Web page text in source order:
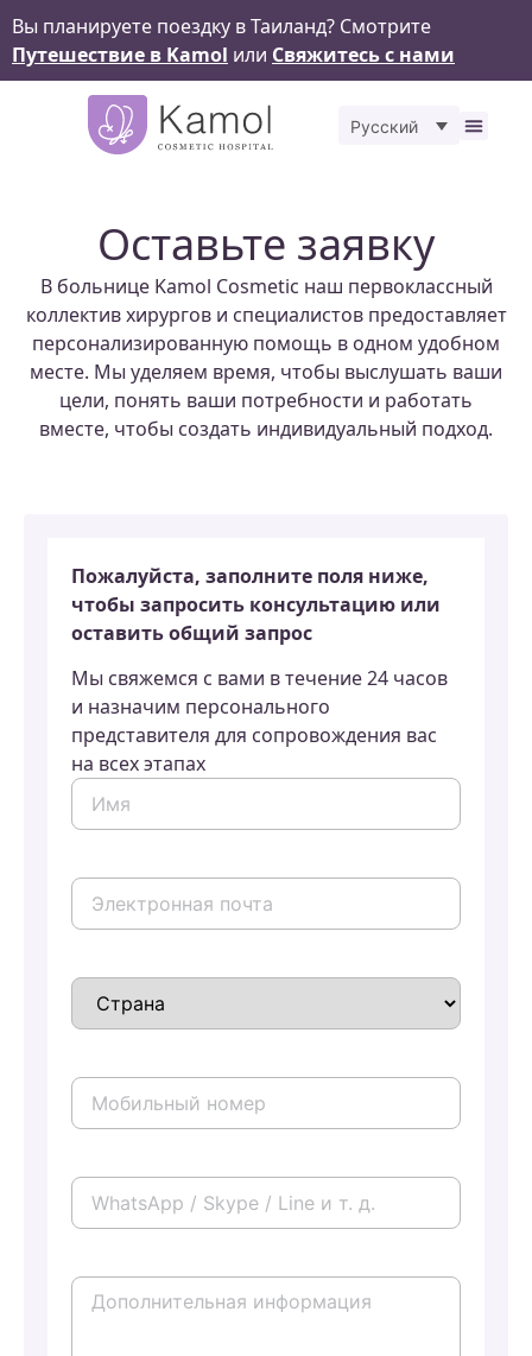
Вы планируете поездку в Таиланд? Смотрите
Путешествие в Kamol или Свяжитесь с нами
Русский
Оставьте заявку
В больнице Kamol Cosmetic наш первоклассный
коллектив хирургов и специалистов предоставляет
персонализированную помощь в одном удобном
месте. Мы уделяем время, чтобы выслушать ваши
цели, понять ваши потребности и работать
вместе, чтобы создать индивидуальный подход.
Пожалуйста, заполните поля ниже,
чтобы запросить консультацию или
оставить общий запрос
Мы свяжемся с вами в течение 24 часов
и назначим персонального
представителя для сопровождения вас
на всех этапах